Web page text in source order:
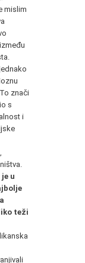
mislim
znači
s
i
u
teži